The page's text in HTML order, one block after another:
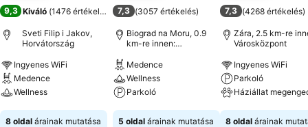
9,3 Kiváló (1476 értékelés
Sveti Filip i Jakov,
Horvátország
Ingyenes WiFi
Medence
Wellness
Árak megjelenítése
8 oldal árainak mutatása
7,3 (3057 értékelés)
Biograd na Moru, 0.9
km-re innen:
Medence
Wellness
Parkoló
Árak megjelenítése
5 oldal árainak mutatása
7,3 (4268 értékelés)
Zára, 2.5 km-re
Városközpont
Ingyenes WiFi
Parkoló
Háziállat
Árak
8 oldal árainak